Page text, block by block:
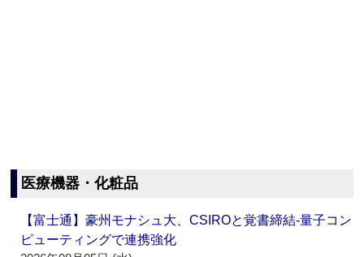
医療機器・化粧品
【富士通】豪州モナシュ大、CSIROと覚書締結‐量子コン
ピューティングで連携強化